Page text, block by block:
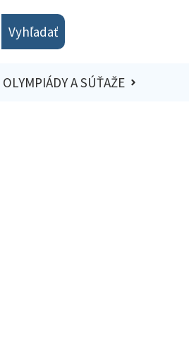
Vyhľadať
OLYMPIÁDY A SÚŤAŽE